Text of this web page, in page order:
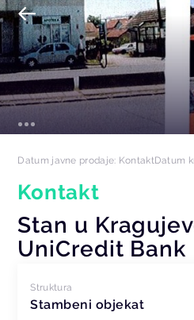
Datum javne prodaje: KontaktDatum
Kontakt
Stan u
UniCredit Bank
Struktura
Stambeni objekat